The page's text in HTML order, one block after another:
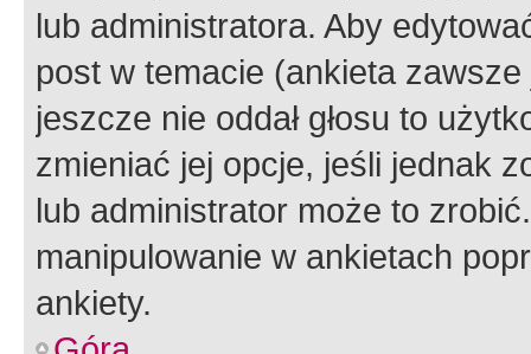
lub administratora. Aby
post w temacie (ankieta
jeszcze nie oddał głosu to
zmieniać jej opcje, jeśli jednak
lub administrator może to
manipulowanie w ankietach
ankiety.